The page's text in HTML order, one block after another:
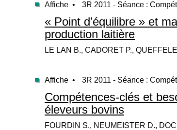
Affiche • 3R 2011 - Séance :
« Point d’équilibre » et
production laitière
LE LAN B., CADORET P.,
Affiche • 3R 2011 - Séance :
Compétences-clés et
éleveurs bovins
FOURDIN S., NEUMEISTER D.,